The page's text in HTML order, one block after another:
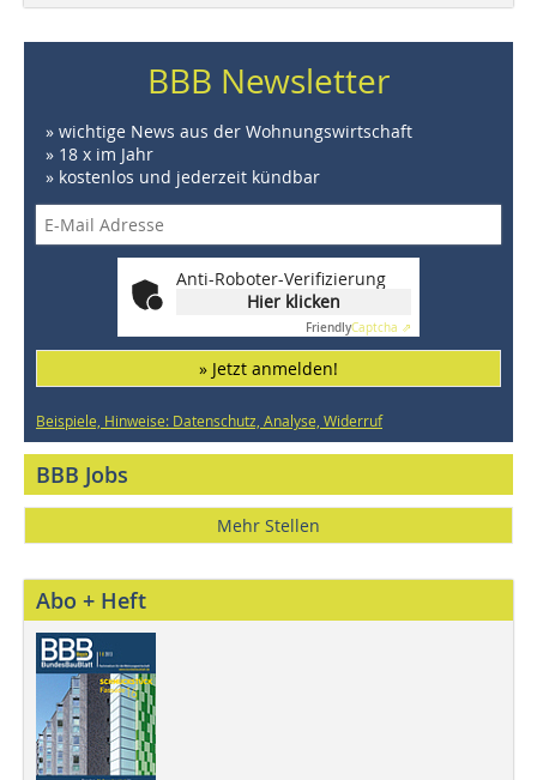
BBB Newsletter
» wichtige News aus der Wohnungswirtschaft
» 18 x im Jahr
» kostenlos und jederzeit kündbar
Anti-Roboter-Verifizierung
Hier klicken
FriendlyCaptcha ⇗
» Jetzt anmelden!
Beispiele, Hinweise: Datenschutz, Analyse, Widerruf
BBB Jobs
Mehr Stellen
Abo + Heft